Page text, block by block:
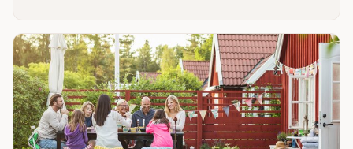
får
du
et
vinterklar
sommerhus